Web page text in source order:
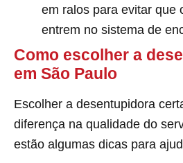
em ralos para evitar que
entrem no sistema de
Como escolher a
em São Paulo
Escolher a desentupidora
diferença na qualidade do
estão algumas dicas para